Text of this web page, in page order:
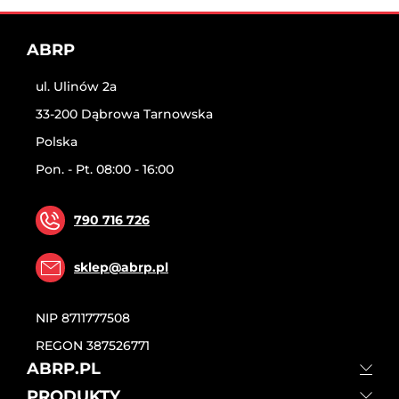
ABRP
ul. Ulinów 2a
33-200 Dąbrowa Tarnowska
Polska
Pon. - Pt. 08:00 - 16:00
790 716 726
sklep@abrp.pl
NIP 8711777508
REGON 387526771
ABRP.PL